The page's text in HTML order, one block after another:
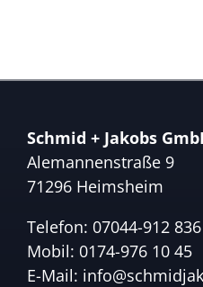
Schmid + Jakobs
Alemannenstraße 9
71296 Heimsheim
Telefon: 07044-912 836
Mobil: 0174-976 10 45
E-Mail: